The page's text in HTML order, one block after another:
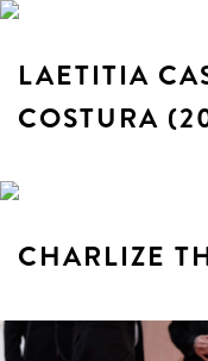
LAETITIA
COSTURA
CHARLIZE